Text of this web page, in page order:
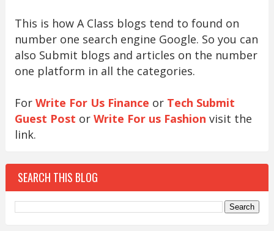
This is how A Class blogs tend to found on
number one search engine Google. So you can
also Submit blogs and articles on the number
one platform in all the categories.
For Write For Us Finance or Tech Submit
Guest Post or Write For us Fashion visit the
link.
SEARCH THIS BLOG